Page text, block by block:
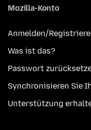
Mozilla-Konto
Anmelden/
Was ist das?
Passwort
Synchronisieren Sie
Unterstützung